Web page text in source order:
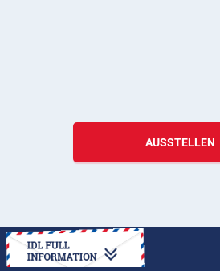
AUSSTELLEN
ANLEITUNG